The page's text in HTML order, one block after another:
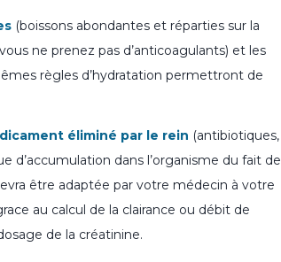
s (boissons abondantes et réparties sur la
ne prenez pas d’anticoagulants) et les
règles d’hydratation permettront de
éliminé par le rein (antibiotiques,
d’accumulation dans l’organisme du fait de
être adaptée par votre médecin à votre
au calcul de la clairance ou débit de
de la créatinine.